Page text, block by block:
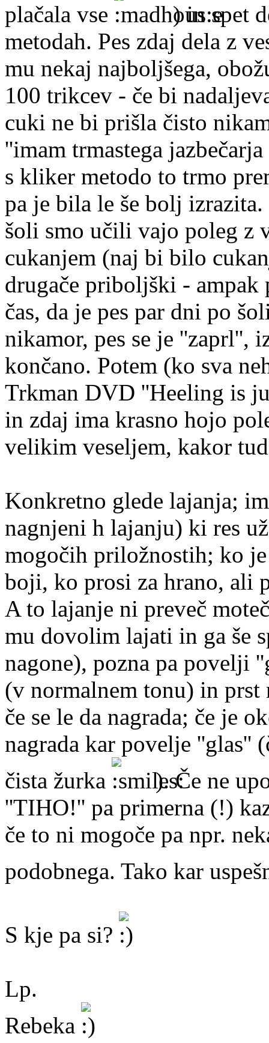
plačala vse
) in spet
metodah. Pes zdaj dela z
mu nekaj najboljšega,
100 trikcev - če bi
cuki ne bi prišla čisto
''imam trmastega
s kliker metodo to trmo
pa je bila le še bolj
šoli smo učili vajo poleg z
cukanjem (naj bi bilo
drugače priboljški -
čas, da je pes par dni po
nikamor, pes se je
končano. Potem (ko sva
Trkman DVD ''Heeling is
in zdaj ima krasno hojo
velikim veseljem, kakor
Konkretno glede lajanja;
nagnjeni h lajanju) ki res
mogočih priložnostih; ko
boji, ko prosi za hrano, ali
A to lajanje ni preveč
mu dovolim lajati in ga še
nagone), pozna pa povelji
(v normalnem tonu) in prst
če se le da nagrada; če je
nagrada kar povelje ''glas''
čista žurka
). Če ne
''TIHO!'' pa primerna (!)
če to ni mogoče pa npr.
podobnega. Tako kar
S kje pa si?
Lp.
Rebeka